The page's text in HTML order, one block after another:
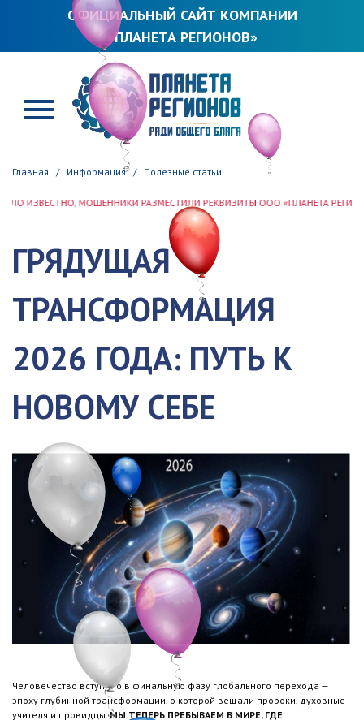
ОФИЦИАЛЬНЫЙ САЙТ КОМПАНИИ
«ПЛАНЕТА РЕГИОНОВ»
ПЛАНЕТА РЕГИОНОВ
Главная Информация Полезные статьи
РЕКВИЗИТЫ ООО «ПЛАНЕТА РЕГИОНОВ» В СЕТИ ИНТЕРНЕТ ПО
ГРЯДУЩАЯ
ТРАНСФОРМАЦИЯ
2026 ГОДА: ПУТЬ К
НОВОМУ СЕБЕ
Человечество вступило в финальную фазу глобального перехода —
эпоху глубинной трансформации, о которой вещали пророки, духовные
учителя и провидцы.МЫ ТЕПЕРЬ ПРЕБЫВАЕМ В МИРЕ, ГДЕ